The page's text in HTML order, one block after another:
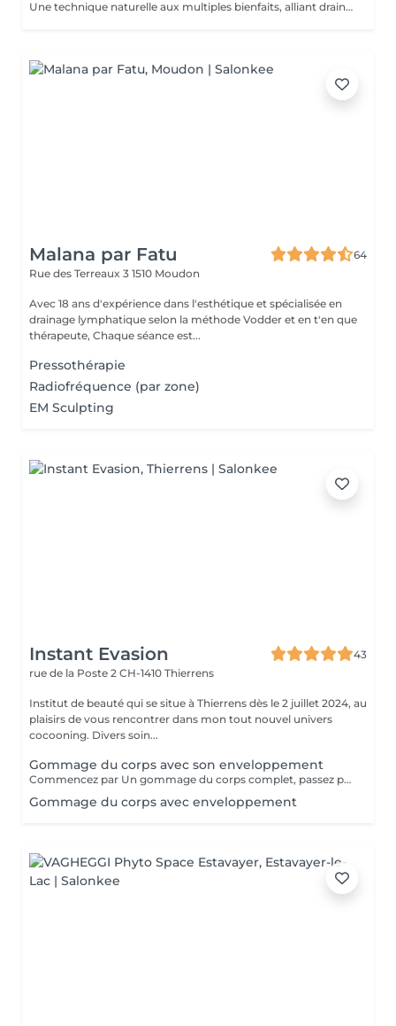
Une technique naturelle aux multiples bienfaits, alliant drainage, raffermissement et détente profonde grâce à utilisation des instruments en bois -Reduction visible de la cellulite et retention d'eau - Sensation de légèreté - Activation de la circulation sanguine et lymphatique - Remodelage de la silhouette. Cette méthode non invasive, respecte votre corps tout en offrant des résultats dés les premières séances.
Malana par Fatu
64
Rue des Terreaux 3 1510 Moudon
Avec 18 ans d'expérience dans l'esthétique et spécialisée en
drainage lymphatique selon la méthode Vodder et en t'en que
thérapeute, Chaque séance est...
Pressothérapie
Radiofréquence (par zone)
EM Sculpting
Instant Evasion
43
rue de la Poste 2 CH-1410 Thierrens
Institut de beauté qui se situe à Thierrens dès le 2 juillet 2024, au
plaisirs de vous rencontrer dans mon tout nouvel univers
cocooning. Divers soin...
Gommage du corps avec son enveloppement
Commencez par Un gommage du corps complet, passez par une petite douche et ensuite nous termineront le soin par un enveloppement nourrissant de 20min tout cela dans une ambiance cosy. Hâte de vous faire découvrir cette prestation!
Gommage du corps avec enveloppement